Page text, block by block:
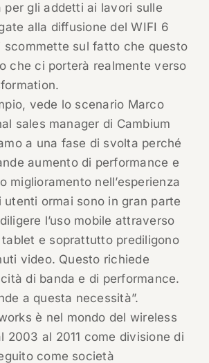
per gli addetti ai lavori sulle
alla diffusione del WIFI 6
scommette sul fatto che questo
che ci porterà realmente verso
vede lo scenario Marco
sales manager di Cambium
a una fase di svolta perché
aumento di performance e
miglioramento nell’esperienza
utenti ormai sono in gran parte
l’uso mobile attraverso
e soprattutto prediligono
video. Questo richiede
di banda e di performance.
a questa necessità”.
è nel mondo del wireless
2003 al 2011 come divisione di
come società